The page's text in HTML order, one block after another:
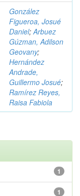
González
Figueroa, Josué
Daniel;Arbuez
Gúzman, Adilson
Geovany;
Hernández
Andrade,
Guillermo Josué;
Ramírez Reyes,
Raisa Fabiola
1
1